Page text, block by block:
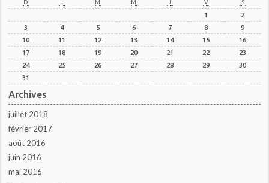
D L M M J V S
1
2
3
4 5 6 7 8
9
10
11 12 13 14 15
16
17
18 19 20 21 22
23
24
25 26 27 28 29
30
31
Archives
juillet 2018
février 2017
août 2016
juin 2016
mai 2016